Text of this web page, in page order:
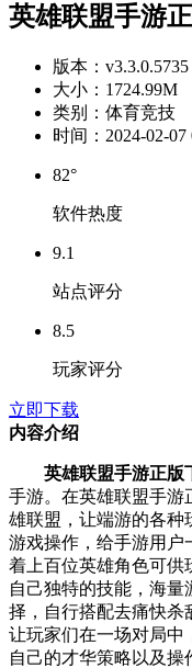
英雄联盟手游
版本： v3.3.0.5735
大小： 1724.99M
类别： 体育竞技
时间： 2024-02-07
82°
软件热度
9.1
站点评分
8.5
玩家评分
立即下载
内容介绍
英雄联盟手游正版
手游。在英雄联盟手游
雄联盟，让端游的各种
游戏操作，给手游用户
着上百位英雄角色可供
自己独特的技能，海
择，自行搭配去痛快杀
让玩家们在一场对局中
自己的才华策略以及